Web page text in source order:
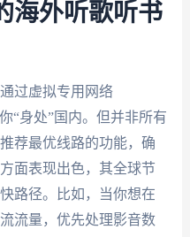
海外听歌听书
过虚拟专用网络
“身处”国内。但并非所有
荐最优线路的功能，确
面表现出色，其全球节
路径。比如，当你想在
流量，优先处理影音数